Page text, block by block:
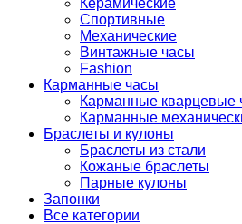
Керамические
Спортивные
Механические
Винтажные часы
Fashion
Карманные часы
Карманные кварцевые
Карманные
Браслеты и кулоны
Браслеты из стали
Кожаные браслеты
Парные кулоны
Запонки
Все категории